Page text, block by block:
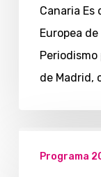
Canaria
Europea
de Madrid,
Programa